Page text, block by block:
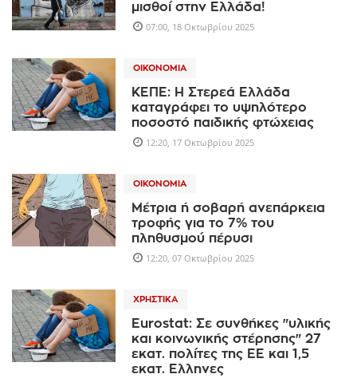
μισθοί στην Ελλάδα!
07:00, 18 Οκτωβρίου 2025
ΟΙΚΟΝΟΜΊΑ
ΚΕΠΕ: Η Στερεά Ελλάδα
καταγράφει το υψηλότερο
ποσοστό παιδικής φτώχειας
12:20, 17 Οκτωβρίου 2025
ΟΙΚΟΝΟΜΊΑ
Mέτρια ή σοβαρή ανεπάρκεια
τροφής για το 7% του
πληθυσμού πέρυσι
12:20, 07 Οκτωβρίου 2025
ΧΡΗΣΤΙΚΆ
Eurostat: Σε συνθήκες "υλικής
και κοινωνικής στέρησης" 27
εκατ. πολίτες της ΕΕ και 1,5
εκατ. Ελληνες